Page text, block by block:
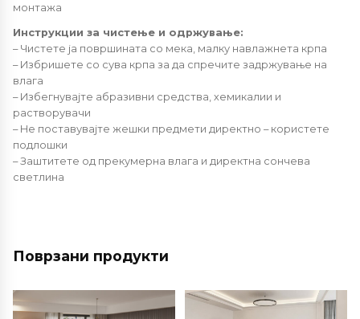
монтажа
Инструкции за чистење и одржување:
– Чистете ја површината со мека, малку навлажнета крпа
– Избришете со сува крпа за да спречите задржување на
влага
– Избегнувајте абразивни средства, хемикалии и
растворувачи
– Не поставувајте жешки предмети директно – користете
подлошки
– Заштитете од прекумерна влага и директна сончева
светлина
Поврзани продукти